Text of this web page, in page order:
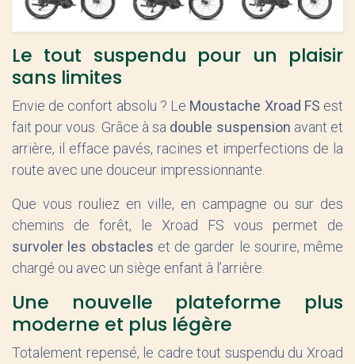
Le tout suspendu pour un plaisir
sans limites
Envie de confort absolu ? Le Moustache Xroad FS est
fait pour vous. Grâce à sa double suspension avant et
arrière, il efface pavés, racines et imperfections de la
route avec une douceur impressionnante.
Que vous rouliez en ville, en campagne ou sur des
chemins de forêt, le Xroad FS vous permet de
survoler les obstacles et de garder le sourire, même
chargé ou avec un siège enfant à l’arrière.
Une nouvelle plateforme plus
moderne et plus légère
Totalement repensé, le cadre tout suspendu du Xroad